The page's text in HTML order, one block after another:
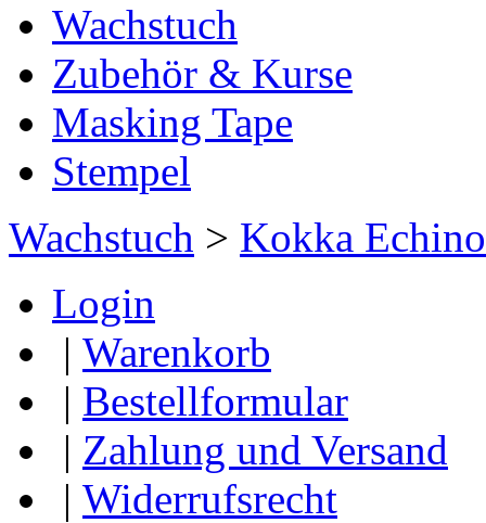
Wachstuch
Zubehör & Kurse
Masking Tape
Stempel
Wachstuch > Kokka
Login
| Warenkorb
| Bestellformular
| Zahlung und Versand
| Widerrufsrecht